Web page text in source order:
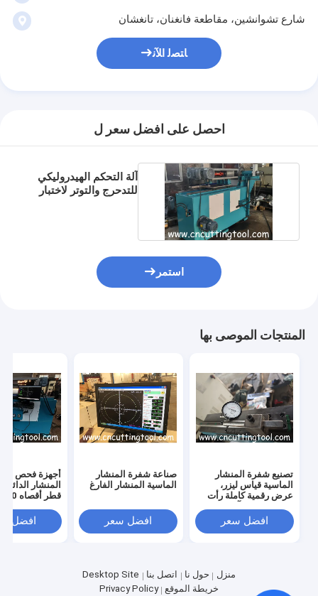
شارع تشوانشين، مقاطعة فانغنان، تانغشان
ﺎﺘﺼﻟ ﺍﻶﻧ
احصل على افضل سعر ل
آلة التحكم الهيدروليكي
للتدحرج والتوتر لاختبار
استمر
المنتجات الموصى بها
تصنيع شفرة المنشار
الماسية قياس ليزر،
عرض رقمية كاملة رأت
افضل سعر
صناعة شفرة المنشار
الماسية المنشار الفارغ
افضل سعر
أجهزة فحص
المنشار
قطر أقصاه 3000 مم
افضل
منزل حول نا اتصل بنا
Desktop Site
خريطة الموقع
Privacy Policy